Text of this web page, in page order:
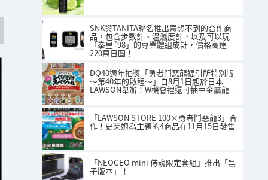
SNK與TANITA聯名推出意想不到的合作商
品，包含步數計、溫濕度計，以及可以玩
「拳皇 '98」的專業體組成計，價格高達
220萬日圓！
DQ40週年抽獎「勇者鬥惡龍福引所特別版
～第40年的啟程～」自8月1日起於日本
LAWSON舉辦！W機會裡還可抽中金屬龍王
「LAWSON STORE 100×勇者鬥惡龍3」合
作！史莱姆為主題的4商品在11月15日發售
「NEOGEO mini 侍魂限定套組」推出「黑
子版本」！